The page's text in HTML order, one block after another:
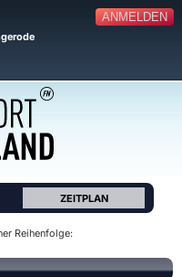
ANMELDEN
ZEITPLAN
Reihenfolge: